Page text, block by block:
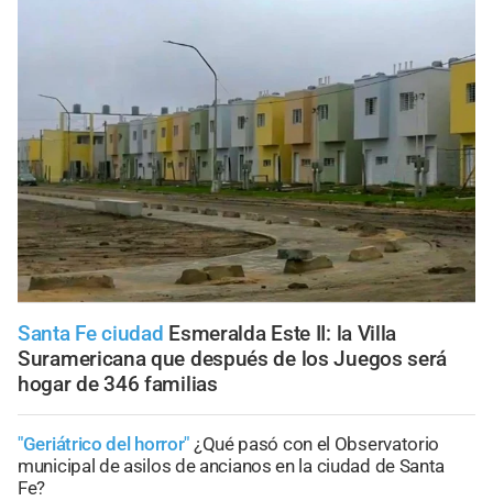
Santa Fe ciudad Esmeralda Este II: la Villa
Suramericana que después de los Juegos será
hogar de 346 familias
"Geriátrico del horror" ¿Qué pasó con el Observatorio
municipal de asilos de ancianos en la ciudad de Santa
Fe?